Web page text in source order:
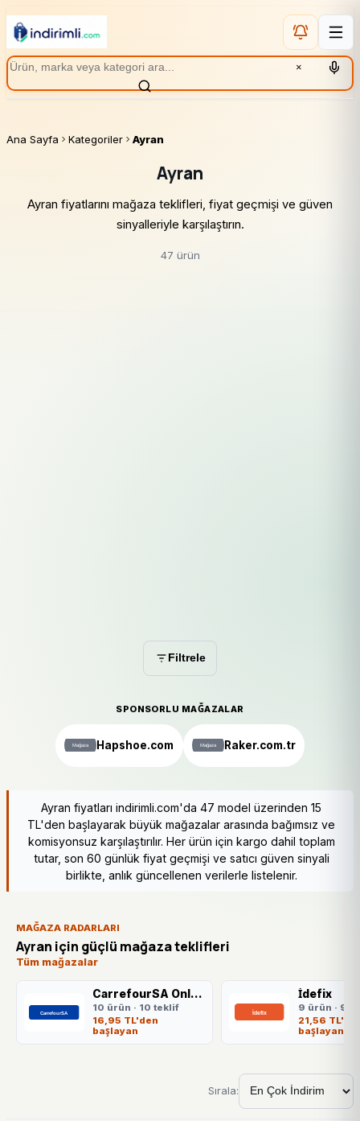
×
Ana Sayfa Kategoriler Ayran
Ayran
Ayran fiyatlarını mağaza teklifleri, fiyat geçmişi ve güven
sinyalleriyle karşılaştırın.
47 ürün
Filtrele
SPONSORLU MAĞAZALAR
Hapshoe.com Raker.com.tr
Ayran fiyatları indirimli.com'da 47 model üzerinden 15
TL'den başlayarak büyük mağazalar arasında bağımsız ve
komisyonsuz karşılaştırılır. Her ürün için kargo dahil toplam
tutar, son 60 günlük fiyat geçmişi ve satıcı güven sinyali
birlikte, anlık güncellenen verilerle listelenir.
MAĞAZA RADARLARI
Ayran için güçlü mağaza teklifleri
Tüm mağazalar
CarrefourSA Online
10 ürün · 10 teklif
16,95 TL'den
başlayan
İdefix
9 ürün · 9
21,56
başlayan
Sırala: